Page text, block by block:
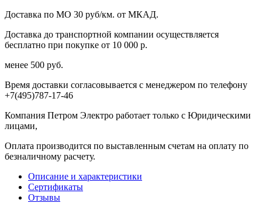
Доставка по МО 30 руб/км. от МКАД.
Доставка до транспортной компании осуществляется
бесплатно при покупке от 10 000 р.
менее 500 руб.
Время доставки согласовывается с менеджером по телефону
+7(495)787-17-46
Компания Петром Электро работает только с Юридическими
лицами,
Оплата производится по выставленным счетам на оплату по
безналичному расчету.
Описание и характеристики
Сертификаты
Отзывы